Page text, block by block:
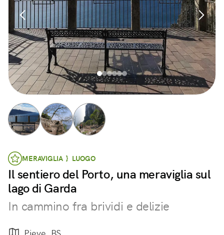
MERAVIGLIA } LUOGO
Il sentiero del Porto, una meraviglia sul
lago di Garda
In cammino fra brividi e delizie